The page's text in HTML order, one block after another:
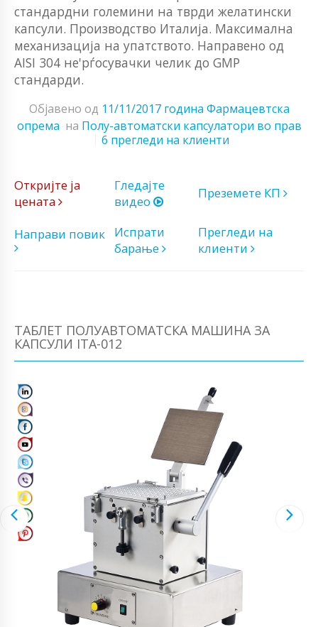
стандардни големини на тврди желатински
капсули. Производство Италија. Максимална
механизација на упатството. Направено од
AISI 304 не'рѓосувачки челик до GMP
стандарди.
Објавено од 11/11/2017 година Фармацевтска
опрема на Полу-автоматски капсулатори во прав
6 прегледи на клиенти
Откријте ја
цената
Гледајте
видео
Преземете КП
Направи повик
Испрати
барање
Прегледи на
клиенти
ТАБЛЕТ ПОЛУАВТОМАТСКА МАШИНА ЗА
КАПСУЛИ ITA-012